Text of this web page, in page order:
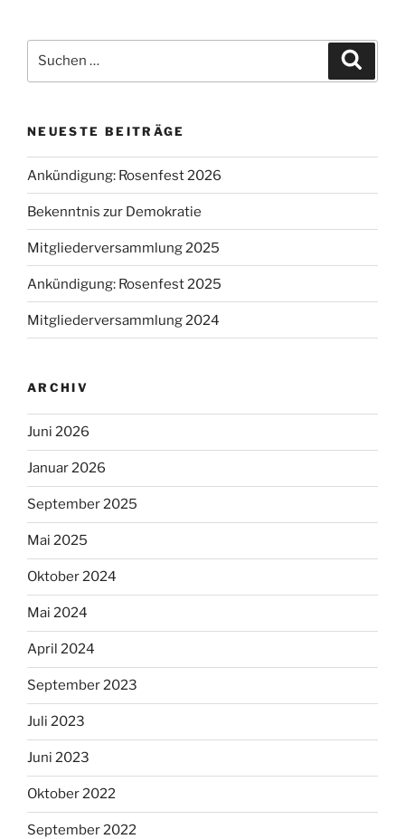
nach:
NEUESTE BEITRÄGE
Ankündigung: Rosenfest 2026
Bekenntnis zur Demokratie
Mitgliederversammlung 2025
Ankündigung: Rosenfest 2025
Mitgliederversammlung 2024
ARCHIV
Juni 2026
Januar 2026
September 2025
Mai 2025
Oktober 2024
Mai 2024
April 2024
September 2023
Juli 2023
Juni 2023
Oktober 2022
September 2022